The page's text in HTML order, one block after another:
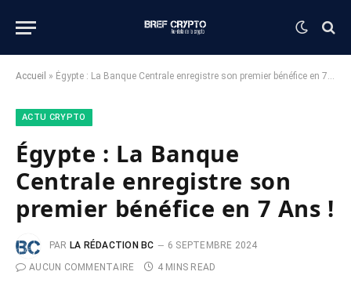
Accueil » Égypte : La Banque Centrale enregistre son premier bénéfice en 7 Ans !
ACTU CRYPTO
Égypte : La Banque
Centrale enregistre son
premier bénéfice en 7 Ans !
PAR LA RÉDACTION BC
6 SEPTEMBRE 2024
AUCUN COMMENTAIRE
4 MINS READ